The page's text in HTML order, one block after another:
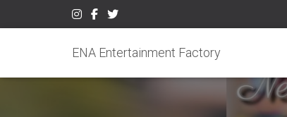
ENA Entertainment Factory